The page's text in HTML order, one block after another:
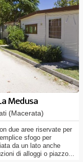
Medusa
(Macerata)
due aree riservate per
sfogo per
da un lato anche
di alloggi o piazzo...